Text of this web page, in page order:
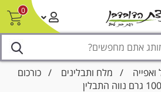
0
צור קשר/ביטול הזמנה
ואפייה / מלח ותבלינים / כורכום